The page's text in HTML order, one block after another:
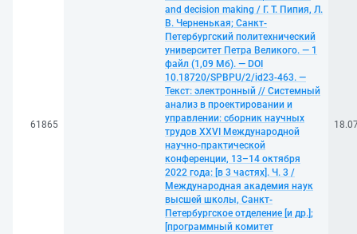
61865
and decision making / Г. Т. Пипия, Л.
В. Черненькая; Санкт-
Петербургский политехнический
университет Петра Великого. — 1
файл (1,09 Мб). — DOI
10.18720/SPBPU/2/id23-463. —
Текст: электронный // Системный
анализ в проектировании и
управлении: сборник научных
трудов XXVI Международной
научно-практической
конференции, 13–14 октября
2022 года: [в 3 частях]. Ч. 3 /
Международная академия наук
высшей школы, Санкт-
Петербургское отделение [и др.];
[программный комитет